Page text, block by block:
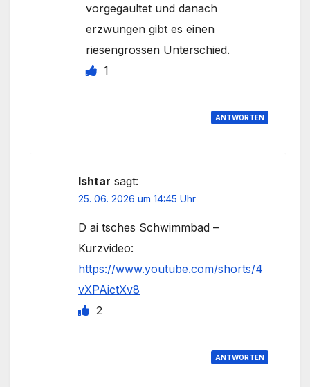
vorgegaultet und danach
erzwungen gibt es einen
riesengrossen Unterschied.
1
ANTWORTEN
Ishtar sagt:
25. 06. 2026 um 14:45 Uhr
D ai tsches Schwimmbad –
Kurzvideo:
https://www.youtube.com/shorts/4
vXPAictXv8
2
ANTWORTEN